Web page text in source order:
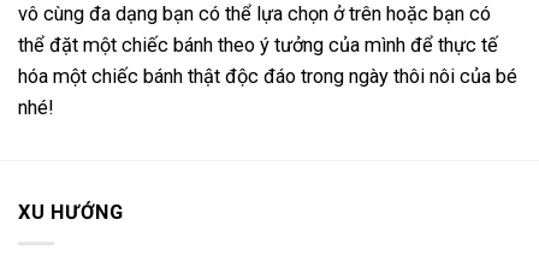
vô cùng đa dạng bạn có thể lựa chọn ở trên hoặc bạn có
thể đặt một chiếc bánh theo ý tưởng của mình để thực tế
hóa một chiếc bánh thật độc đáo trong ngày thôi nôi của bé
nhé!
XU HƯỚNG